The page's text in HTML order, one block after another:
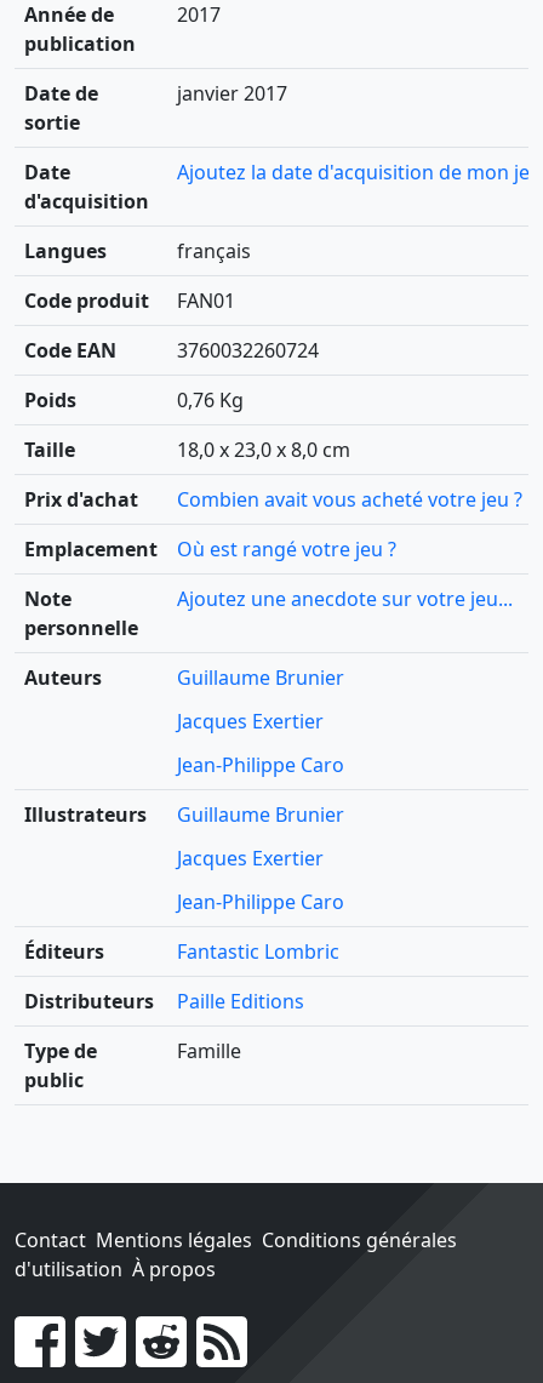
Année de
publication
2017
Date de
sortie
janvier 2017
Date
d'acquisition
Ajoutez la date d'acquisition de mon jeu
Langues
français
Code produit
FAN01
Code EAN
3760032260724
Poids
0,76 Kg
Taille
18,0 x 23,0 x 8,0 cm
Prix d'achat
Combien avait vous acheté votre jeu ?
Emplacement
Où est rangé votre jeu ?
Note
personnelle
Ajoutez une anecdote sur votre jeu...
Auteurs
Guillaume Brunier
Jacques Exertier
Jean-Philippe Caro
Illustrateurs
Guillaume Brunier
Jacques Exertier
Jean-Philippe Caro
Éditeurs
Fantastic Lombric
Distributeurs
Paille Editions
Type de
public
Famille
Contact Mentions légales Conditions générales
d'utilisation À propos